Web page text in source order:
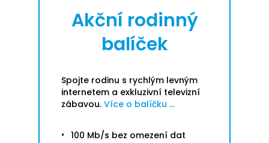
Akční rodinný
balíček
Spojte rodinu s rychlým levným
internetem a exkluzivní televizní
zábavou. Více o balíčku ...
100 Mb/s bez omezení dat